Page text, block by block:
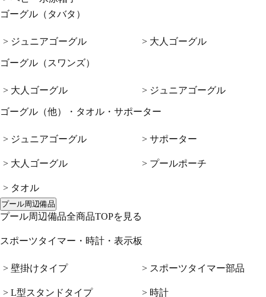
ゴーグル（タバタ）
> ジュニアゴーグル > 大人ゴーグル
ゴーグル（スワンズ）
> 大人ゴーグル > ジュニアゴーグル
ゴーグル（他）・タオル・サポーター
> ジュニアゴーグル
> 大人ゴーグル
> タオル
> サポーター
> プールポーチ
プール周辺備品
プール周辺備品全商品TOPを見る
スポーツタイマー・時計・表示板
> 壁掛けタイプ
> L型スタンドタイプ
> スポーツタイマー部品
> 時計